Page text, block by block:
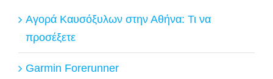
Αγορά Καυσόξυλων στην Αθήνα: Τι να
προσέξετε
Garmin Forerunner